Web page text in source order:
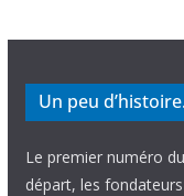
Un peu
Le premier numéro
départ, les